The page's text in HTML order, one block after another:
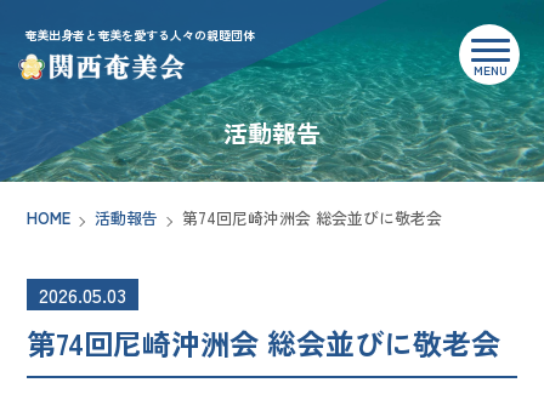
奄美出身者と奄美を愛する人々の親睦団体
活動報告
HOME 活動報告 第74回尼崎沖洲会 総会並びに敬老会
2026.05.03
第74回尼崎沖洲会 総会並びに敬老会